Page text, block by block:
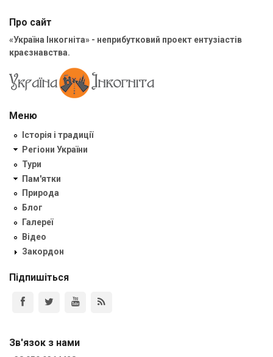
Про сайт
«Україна Інкогніта» - неприбутковий проект ентузіастів
краєзнавства.
Меню
Історія і традиції
Регіони України
Тури
Пам'ятки
Природа
Блог
Галереї
Відео
Закордон
Підпишіться
Зв'язок з нами